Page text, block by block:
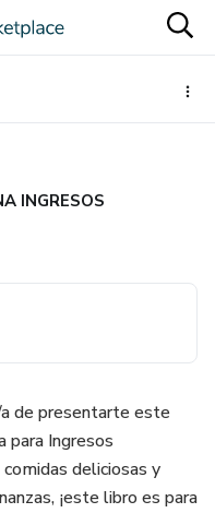
INGRESOS
a de presentarte este
para Ingresos
deliciosas y
¡este libro es para